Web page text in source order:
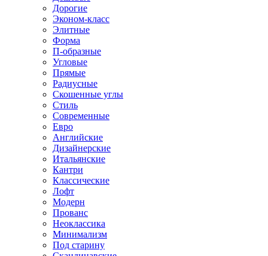
Дорогие
Эконом-класс
Элитные
Форма
П-образные
Угловые
Прямые
Радиусные
Скошенные углы
Стиль
Современные
Евро
Английские
Дизайнерские
Итальянские
Кантри
Классические
Лофт
Модерн
Прованс
Неоклассика
Минимализм
Под старину